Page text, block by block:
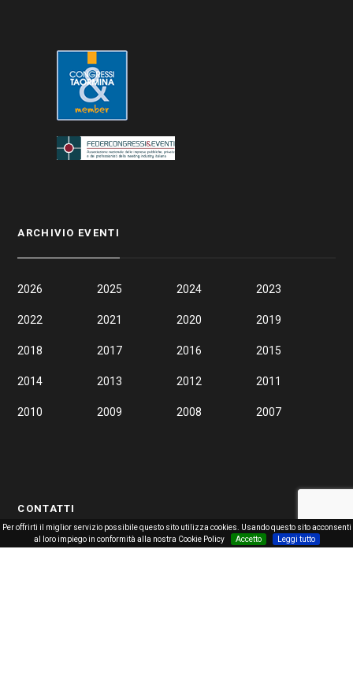
Per offrirti il miglior servizio possibile questo sito utilizza cookies. Usando questo sito acconsenti
al loro impiego in conformità alla nostra Cookie Policy
Accetto Leggi tutto
ARCHIVIO EVENTI
2026 2025 2024 2023
2022 2021 2020 2019
2018 2017 2016 2015
2014 2013 2012 2011
2010 2009 2008 2007
CONTATTI